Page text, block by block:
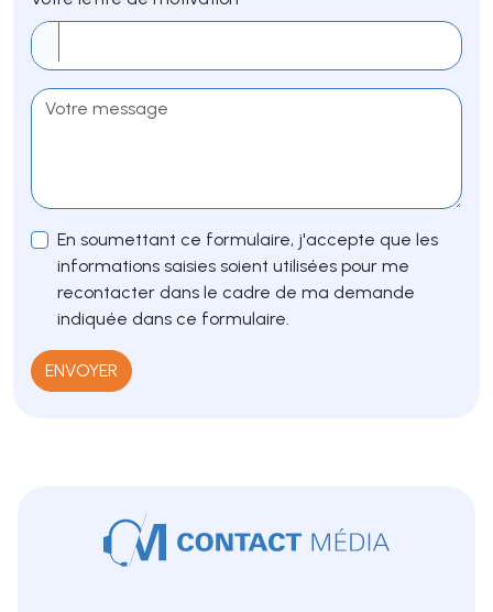
En soumettant ce formulaire, j'accepte que les
informations saisies soient utilisées pour me
recontacter dans le cadre de ma demande
indiquée dans ce formulaire.
ENVOYER